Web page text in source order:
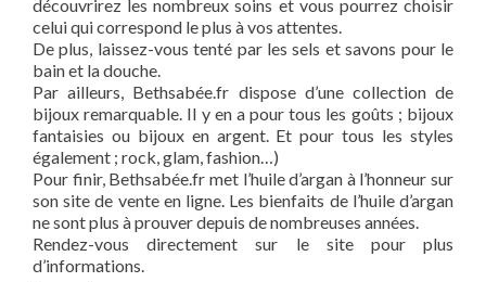
découvrirez les nombreux soins et vous pourrez choisir
celui qui correspond le plus à vos attentes.
De plus, laissez-vous tenté par les sels et savons pour le
bain et la douche.
Par ailleurs, Bethsabée.fr dispose d’une collection de
bijoux remarquable. Il y en a pour tous les goûts ; bijoux
fantaisies ou bijoux en argent. Et pour tous les styles
également ; rock, glam, fashion…)
Pour finir, Bethsabée.fr met l’huile d’argan à l’honneur sur
son site de vente en ligne. Les bienfaits de l’huile d’argan
ne sont plus à prouver depuis de nombreuses années.
Rendez-vous directement sur le site pour plus
d’informations.